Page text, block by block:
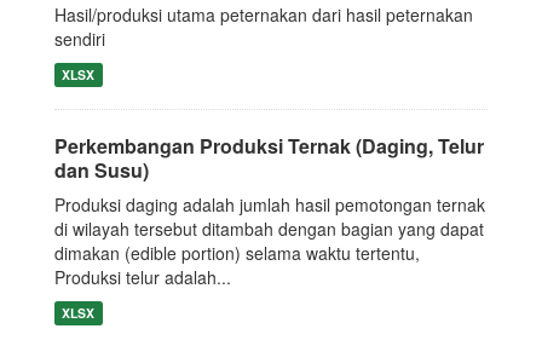
Hasil/produksi utama peternakan dari hasil peternakan
sendiri
XLSX
Perkembangan Produksi Ternak (Daging, Telur
dan Susu)
Produksi daging adalah jumlah hasil pemotongan ternak
di wilayah tersebut ditambah dengan bagian yang dapat
dimakan (edible portion) selama waktu tertentu,
Produksi telur adalah...
XLSX